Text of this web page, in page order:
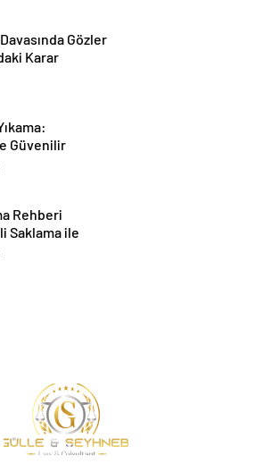
Gözler
Karar
Güvenilir
Rehberi
Saklama ile